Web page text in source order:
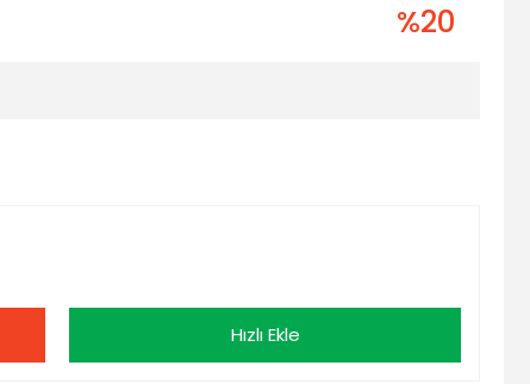
%20
Hızlı Ekle